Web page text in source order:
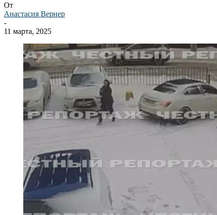
От
Анастасия Вернер
-
11 марта, 2025